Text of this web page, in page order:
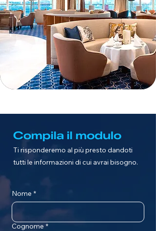
Compila il modulo
Ti risponderemo al più presto dandoti
tutti le informazioni di cui avrai bisogno.
Nome *
Cognome *